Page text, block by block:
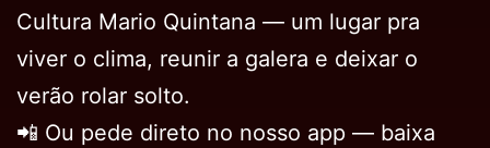
Cultura Mario Quintana — um lugar pra
viver o clima, reunir a galera e deixar o
verão rolar solto.
📲 Ou pede direto no nosso app — baixa